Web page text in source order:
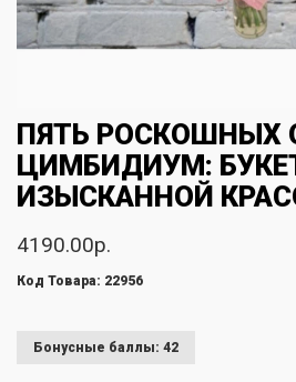
ПЯТЬ РОСКОШНЫХ
ЦИМБИДИУМ:
ИЗЫСКАННОЙ
4190.00р.
Код Товара: 22956
Бонусные баллы: 42